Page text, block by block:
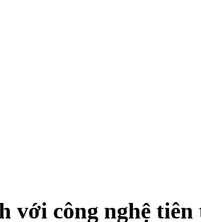
với công nghệ tiên